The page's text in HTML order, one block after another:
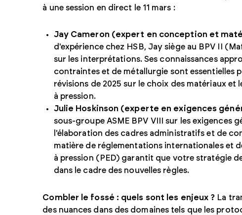
à une session en direct le 11 mars :
Jay Cameron (expert en conception et
d'expérience chez HSB, Jay siège au BPV II
sur les interprétations. Ses connaissances
contraintes et de métallurgie sont essentielles
révisions de 2025 sur le choix des matériaux et
à pression.
Julie Hoskinson (experte en exigences
sous-groupe ASME BPV VIII sur les exigences
l'élaboration des cadres administratifs et de
matière de réglementations internationales et
à pression (PED) garantit que votre stratégie
dans le cadre des nouvelles règles.
Combler le fossé : quels sont les enjeux ? La
des nuances dans des domaines tels que les